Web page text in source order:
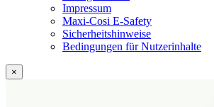
Impressum
Maxi-Cosi E-Safety
Sicherheitshinweise
Bedingungen für Nutzerinhalte
×